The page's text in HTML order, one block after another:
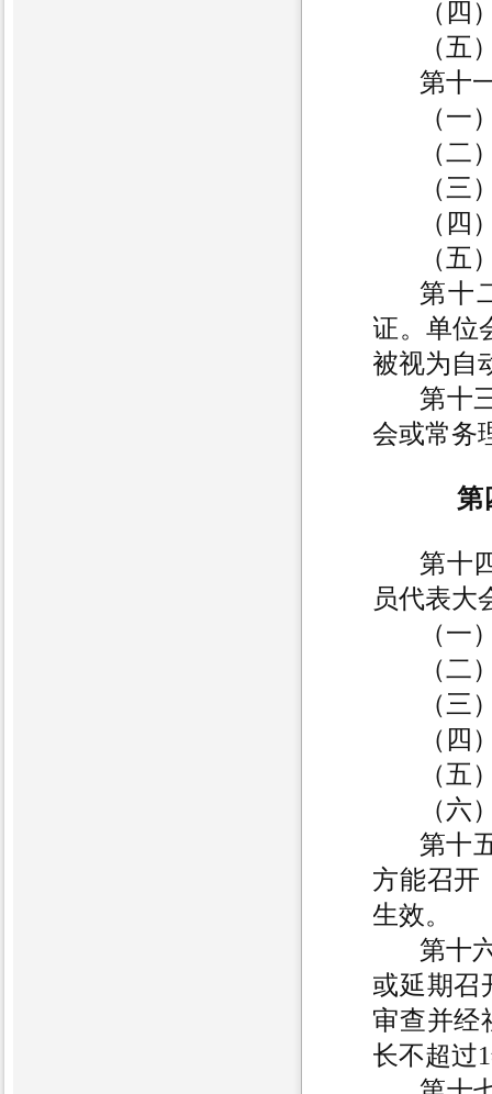
（四
（五
第十
（一
（二
（三
（四
（五
第十
证。单位
被视为自
第十
会或常务
第
第十
员代表大
（一
（二
（三
（四
（五
（六
第十
方能召开
生效。
第十
或延期召
审查并经
长不超过